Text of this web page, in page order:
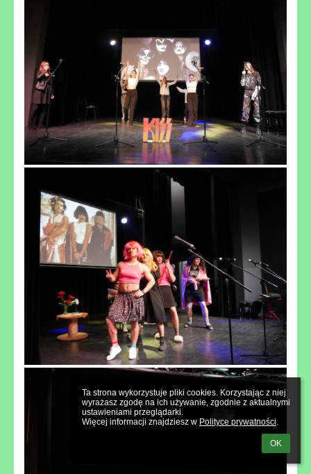
Ta strona wykorzystuje pliki cookies. Korzystając z niej
wyrażasz zgodę na ich używanie, zgodnie z aktualnymi
ustawieniami przeglądarki.
Więcej informacji znajdziesz w Polityce prywatności.
OK